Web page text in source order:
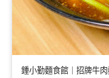
鍾小勤麵食館｜招牌牛